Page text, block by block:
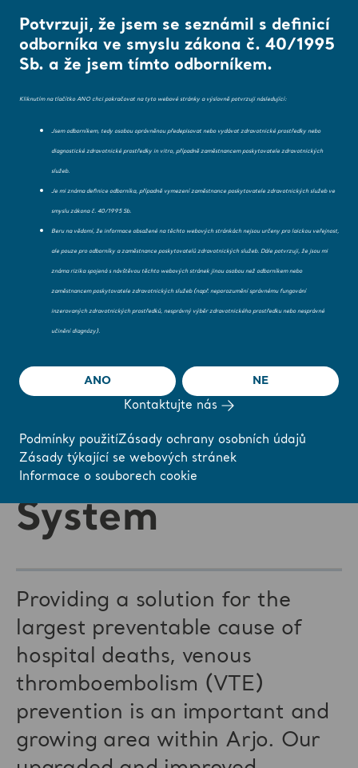
Zde změňte region
Five key
benefits of our
upgraded VTE
prevention
solution
Flowtron®
Active
Compression
System
Providing a solution for the
largest preventable cause of
hospital deaths, venous
thromboembolism (VTE)
prevention is an important and
growing area within Arjo. Our
Potvrzuji, že jsem se seznámil s definicí
odborníka ve smyslu zákona č. 40/1995
Sb. a že jsem tímto odborníkem.
Kliknutím na tlačítko ANO chci pokračovat na tyto webové stránky a výslovně potvrzuji následující:
Jsem odborníkem, tedy osobou oprávněnou předepisovat nebo vydávat zdravotnické prostředky nebo
diagnostické zdravotnické prostředky in vitro, případně zaměstnancem poskytovatele zdravotnických
služeb.
Je mi známa definice odborníka, případně vymezení zaměstnance poskytovatele zdravotnických služeb ve
smyslu zákona č. 40/1995 Sb.
Beru na vědomí, že informace obsažené na těchto webových stránkách nejsou určeny pro laickou veřejnost,
ale pouze pro odborníky a zaměstnance poskytovatelů zdravotnických služeb. Dále potvrzuji, že jsou mi
známa rizika spojená s návštěvou těchto webových stránek jinou osobou než odborníkem nebo
zaměstnancem poskytovatele zdravotnických služeb (např. neporozumění správnému fungování
inzerovaných zdravotnických prostředků, nesprávný výběr zdravotnického prostředku nebo nesprávné
učinění diagnózy).
ANO NE
Kontaktujte nás
Podmínky použitíZásady ochrany osobních údajů
Zásady týkající se webových stránek
Informace o souborech cookie